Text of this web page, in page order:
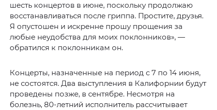
шесть концертов в июне, поскольку продолжаю
восстанавливаться после гриппа. Простите, друзья.
Я опустошен и искренне прошу прощения за
любые неудобства для моих поклонников», —
обратился к поклонникам он.
Концерты, назначенные на период с 7 по 14 июня,
не состоятся. Два выступления в Калифорнии будут
проведены позже, в сентябре. Несмотря на
болезнь, 80-летний исполнитель рассчитывает